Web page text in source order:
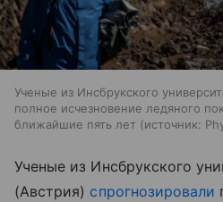
Ученые из Инсбрукского
полное исчезновение ледяного
ближайшие пять лет
источник:
Ученые из Инсбрукского
(Австрия) спрогнозировали